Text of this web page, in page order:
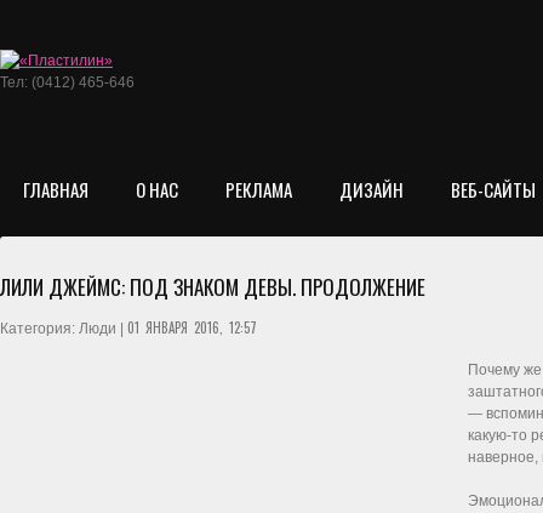
Тел: (0412) 465-646
ГЛАВНАЯ О НАС РЕКЛАМА ДИЗАЙН ВЕБ-САЙТЫ
ЛИЛИ ДЖЕЙМС: ПОД ЗНАКОМ ДЕВЫ. ПРОДОЛЖЕНИЕ
Категория: Люди | 01 ЯНВАРЯ 2016, 12:57
Почему
—
какую-то
наверное,